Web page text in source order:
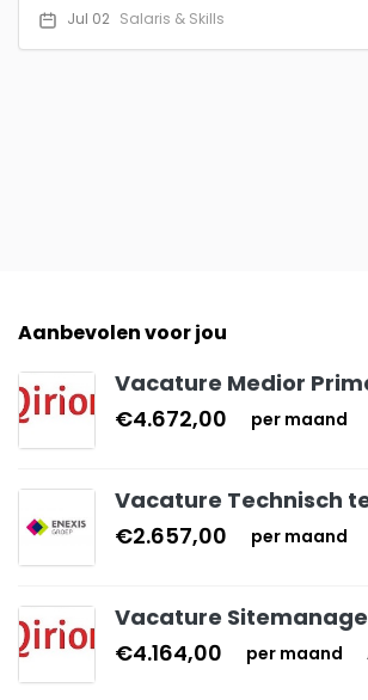
Jul 02 Salaris & Skills
Aanbevolen voor jou
Vacature Medior
€4.672,00
per maand
Vacature Technisch
€2.657,00
per maand
Vacature
€4.164,00
per maand